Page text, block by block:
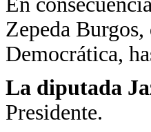
Zepeda
Democrática,
La diputada
Presidente.